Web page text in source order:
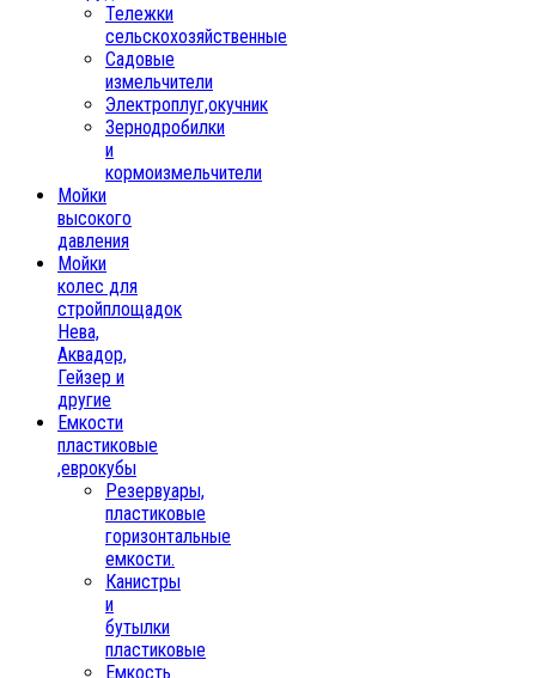
Тележки
сельскохозяйственные
Садовые
измельчители
Электроплуг,окучник
Зернодробилки
и
кормоизмельчители
Мойки
высокого
давления
Мойки
колес для
стройплощадок
Нева,
Аквадор,
Гейзер и
другие
Емкости
пластиковые
,еврокубы
Резервуары,
пластиковые
горизонтальные
емкости.
Канистры
и
бутылки
пластиковые
Емкость